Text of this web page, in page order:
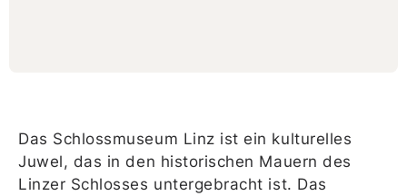
Das Schlossmuseum Linz ist ein kulturelles
Juwel, das in den historischen Mauern des
Linzer Schlosses untergebracht ist. Das